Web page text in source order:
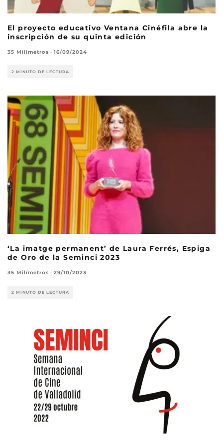
El proyecto educativo Ventana Cinéfila abre la
inscripción de su quinta edición
35 Milímetros · 16/09/2024
2 MINUTO DE LECTURA
‘La imatge permanent’ de Laura Ferrés, Espiga
de Oro de la Seminci 2023
35 Milímetros · 29/10/2023
2 MINUTO DE LECTURA